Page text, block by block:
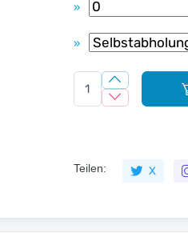
»
»
Teilen: X